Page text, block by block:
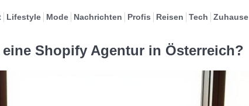
Lifestyle Mode Nachrichten Profis Reisen Tech Zuhause
Shopify Agentur in Österreich?